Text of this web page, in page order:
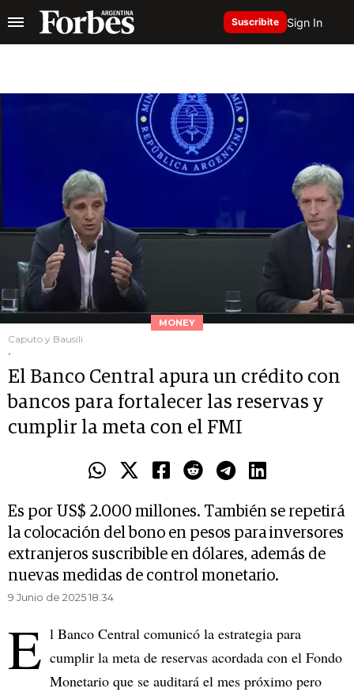
Suscribite Sign In
MONEY
Caputo y Bausili
.
El Banco Central apura un crédito con
bancos para fortalecer las reservas y
cumplir la meta con el FMI
Es por US$ 2.000 millones. También se repetirá
la colocación del bono en pesos para inversores
extranjeros suscribible en dólares, además de
nuevas medidas de control monetario.
9 Junio de 2025 18.34
E l Banco Central comunicó la estrategia para
cumplir la meta de reservas acordada con el Fondo
Monetario que se auditará el mes próximo pero